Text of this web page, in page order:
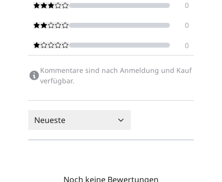
0
0
0
Kommentare sind nach Anmeldung und Kauf
verfügbar.
Neueste
Noch keine Bewertungen